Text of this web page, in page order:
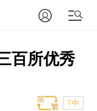
百所优秀
T中